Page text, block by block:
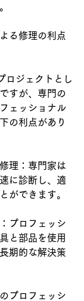
る修理の利点
ロジェクトとし
すが、専門の
ェッショナル
の利点があり
理：専門家は
に診断し、適
ができます。
プロフェッシ
と部品を使用
期的な解決策
プロフェッシ